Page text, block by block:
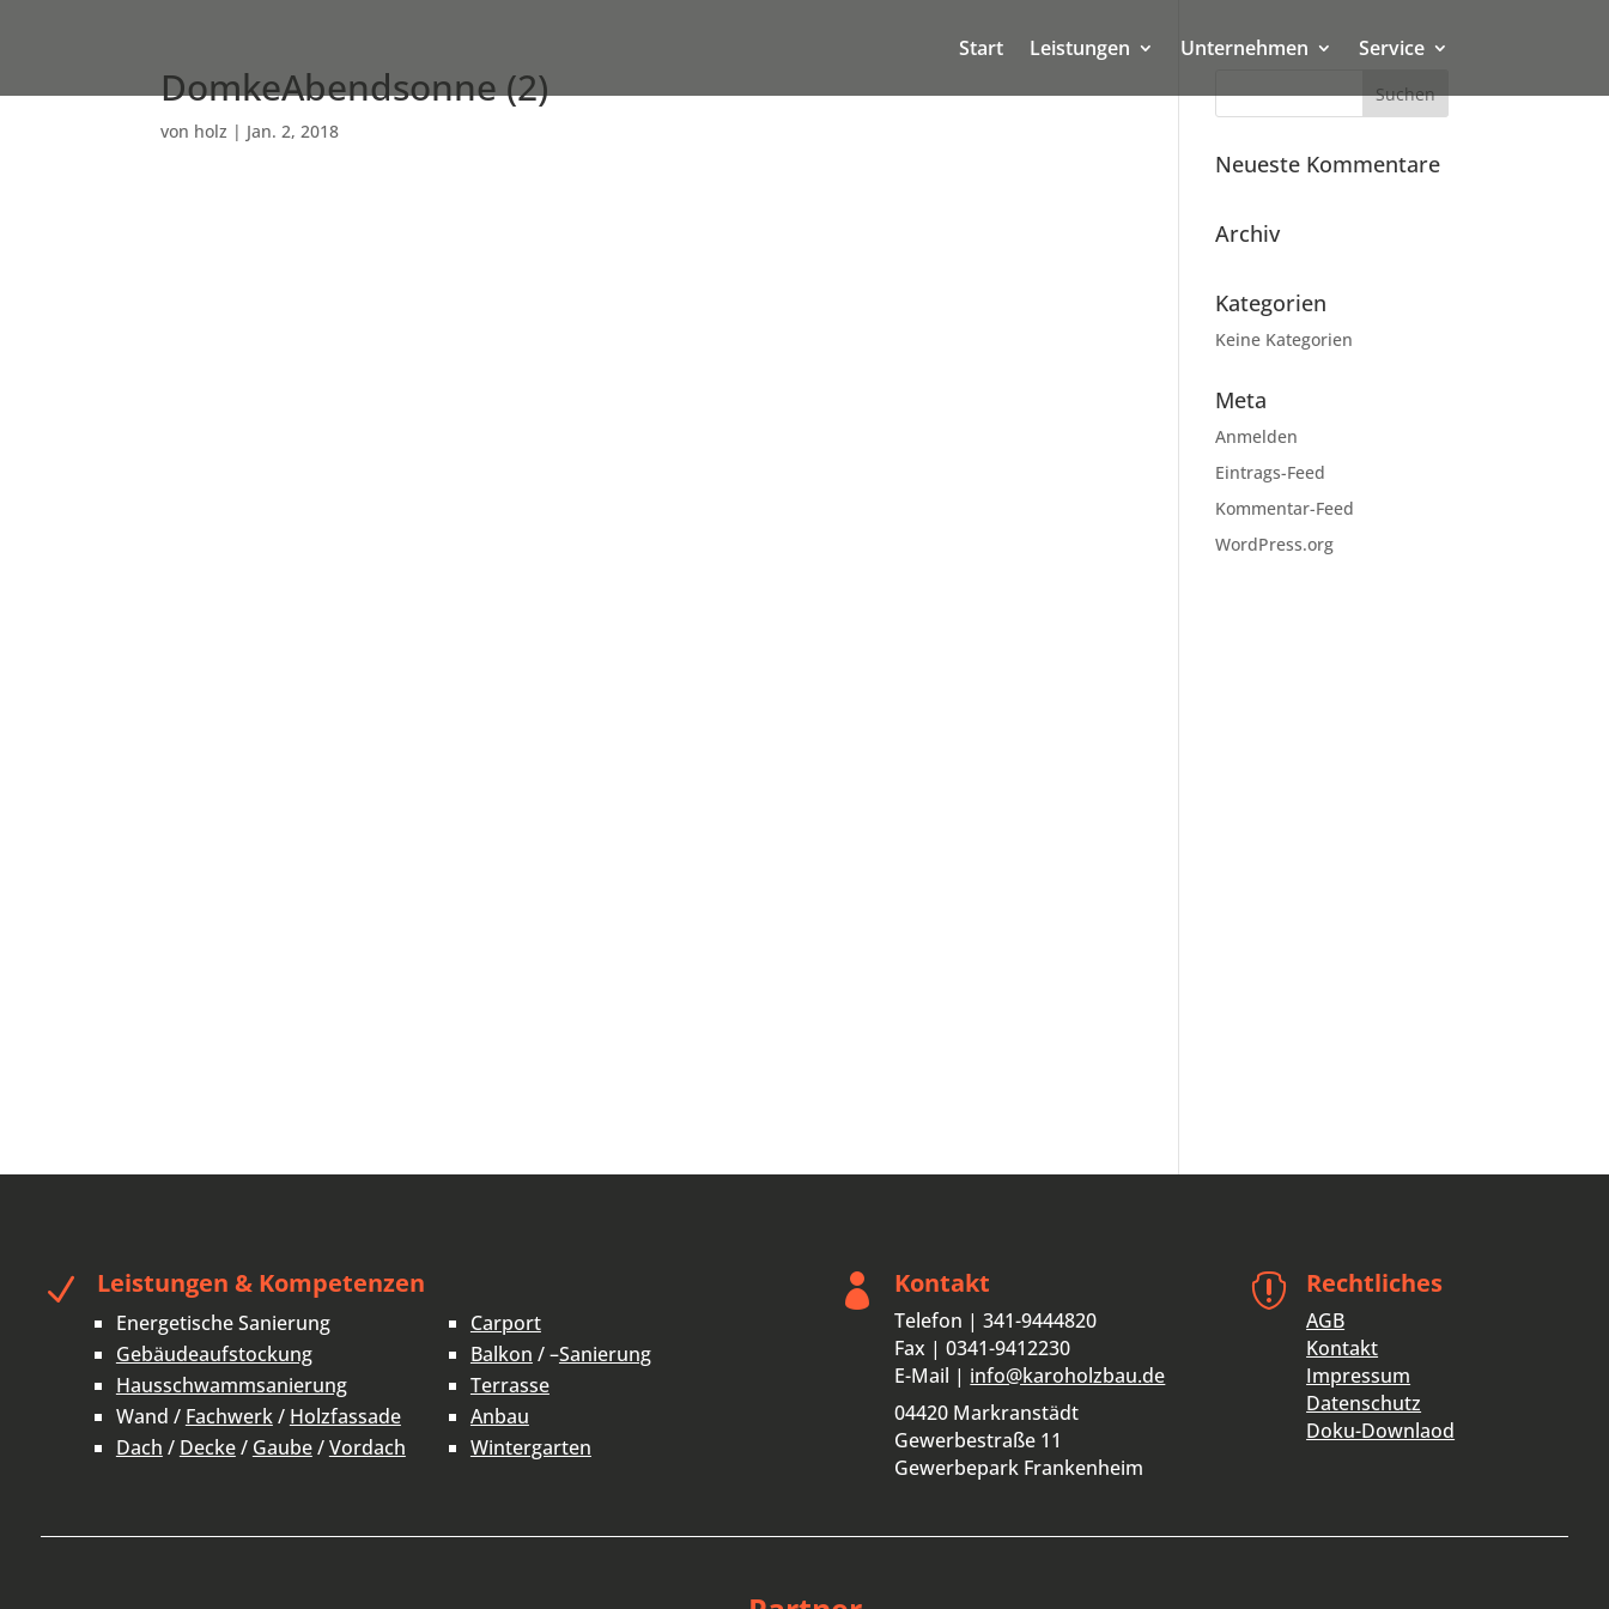
Start Leistungen Unternehmen Service
DomkeAbendsonne (2)
von holz | Jan. 2, 2018
Neueste Kommentare
Archiv
Kategorien
Keine Kategorien
Meta
Anmelden
Eintrags-Feed
Kommentar-Feed
WordPress.org
N Leistungen & Kompetenzen
Energetische Sanierung
Gebäudeaufstockung
Hausschwammsanierung
Wand / Fachwerk/ Holzfassade
Dach / Decke/ Gaube/Vordach
Carport
Balkon / –Sanierung
Terrasse
Anbau
Wintergarten
 Kontakt
Telefon | 341-9444820
Fax | 0341-9412230
E-Mail | info@karoholzbau.de
04420 Markranstädt
Gewerbestraße 11
Gewerbepark Frankenheim
 Rechtliches
AGB
Kontakt
Impressum
Datenschutz
Doku-Downlaod